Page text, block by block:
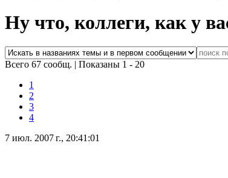
Ну что, коллеги, как у
Всего 67 сообщ. | Показаны 1 - 20
1
2
3
4
7 июл. 2007 г., 20:41:01